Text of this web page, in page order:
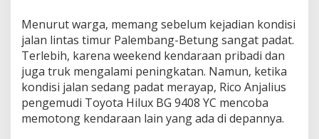
Menurut warga, memang sebelum kejadian kondisi
jalan lintas timur Palembang-Betung sangat padat.
Terlebih, karena weekend kendaraan pribadi dan
juga truk mengalami peningkatan. Namun, ketika
kondisi jalan sedang padat merayap, Rico Anjalius
pengemudi Toyota Hilux BG 9408 YC mencoba
memotong kendaraan lain yang ada di depannya.